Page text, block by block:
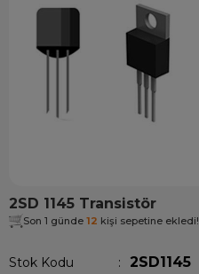
2SD 1145 Transistör
Son 1 günde 12 kişi sepetine ekledi!
Stok Kodu 2SD1145